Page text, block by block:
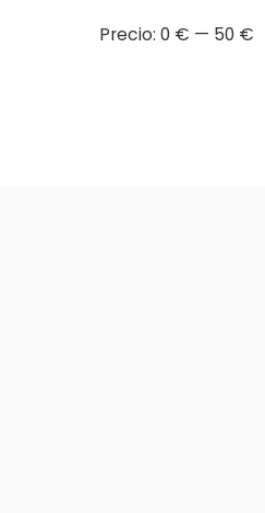
Precio: 0 € — 50 €